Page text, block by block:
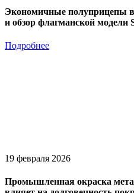
Экономичные полуприцепы
и обзор флагманской модели
Подробнее
19 февраля 2026
Промышленная окраска